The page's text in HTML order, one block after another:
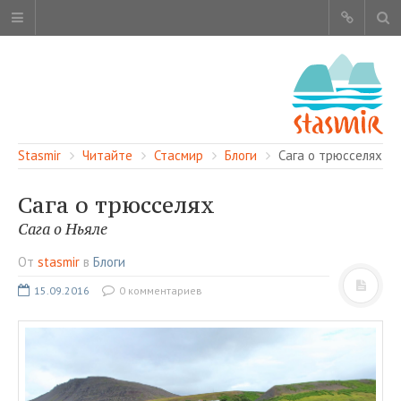
АВТОРЫ
КАРТА САЙТА
ЧИТАЙТЕ
НАШИ УСЛУГИ
Stasmir Читайте Стасмир Блоги Сага о трюсселях
Сага о трюсселях
Сага о Ньяле
От stasmir в Блоги
15.09.2016 0 комментариев